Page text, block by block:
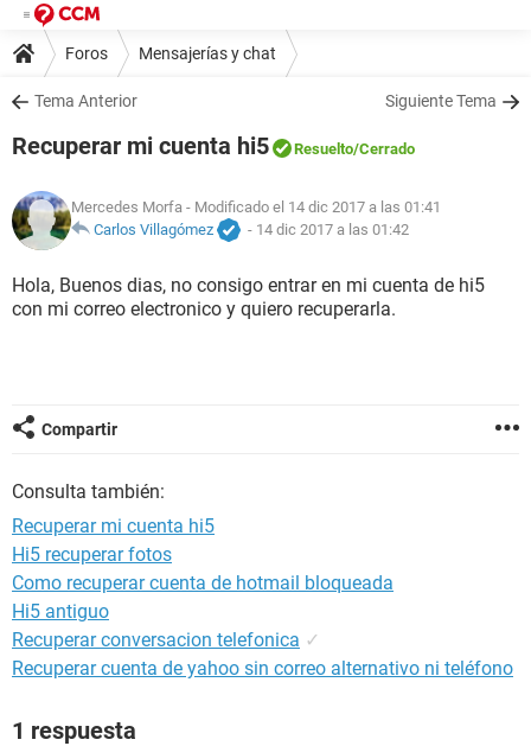
Foros Mensajerías y chat
Tema Anterior Siguiente Tema
Recuperar mi cuenta hi5 Resuelto/Cerrado
Mercedes Morfa - Modificado el 14 dic 2017 a las 01:41
Carlos Villagómez
- 14 dic 2017 a las 01:42
Hola, Buenos dias, no consigo entrar en mi cuenta de hi5
con mi correo electronico y quiero recuperarla.
Compartir
Consulta también:
Recuperar mi cuenta hi5
Hi5 recuperar fotos
Como recuperar cuenta de hotmail bloqueada
Hi5 antiguo
Recuperar conversacion telefonica ✓
Recuperar cuenta de yahoo sin correo alternativo ni teléfono
1 respuesta